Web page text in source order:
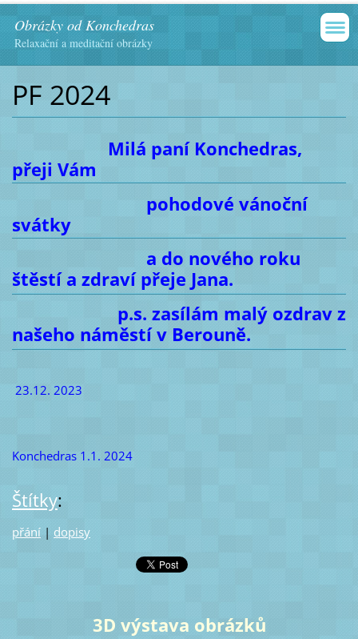
Obrázky od Konchedras
Relaxační a meditační obrázky
PF 2024
Milá paní Konchedras,
přeji Vám
pohodové vánoční
svátky
a do nového roku
štěstí a zdraví přeje Jana.
p.s. zasílám malý ozdrav z
našeho náměstí v Berouně.
23.12. 2023
Konchedras 1.1. 2024
Štítky:
přání | dopisy
3D výstava obrázků